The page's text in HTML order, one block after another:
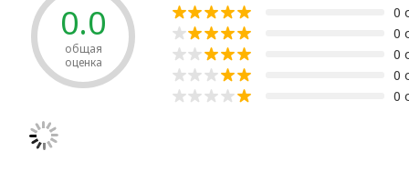
0.0
общая
оценка
0
0
0
0
0